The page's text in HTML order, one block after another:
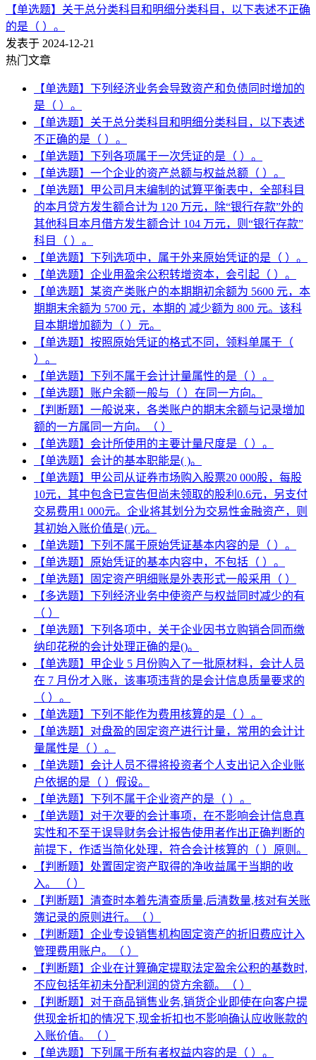
【单选题】关于总分类科目和明细分类科目，以下表述不正确
的是（ ）。
发表于 2024-12-21
热门文章
【单选题】下列经济业务会导致资产和负债同时增加的
是（ ）。
【单选题】关于总分类科目和明细分类科目，以下表述
不正确的是（ ）。
【单选题】下列各项属于一次凭证的是（ ）。
【单选题】一个企业的资产总额与权益总额（ ）。
【单选题】甲公司月末编制的试算平衡表中，全部科目
的本月贷方发生额合计为 120 万元，除“银行存款”外的
其他科目本月借方发生额合计 104 万元，则“银行存款”
科目（ ）。
【单选题】下列选项中，属于外来原始凭证的是（ ）。
【单选题】企业用盈余公积转增资本，会引起（ ）。
【单选题】某资产类账户的本期期初余额为 5600 元，本
期期末余额为 5700 元，本期的 减少额为 800 元。该科
目本期增加额为（ ）元。
【单选题】按照原始凭证的格式不同，领料单属于（
）。
【单选题】下列不属于会计计量属性的是（ ）。
【单选题】账户余额一般与（ ）在同一方向。
【判断题】一般说来，各类账户的期末余额与记录增加
额的一方属同一方向。（ ）
【单选题】会计所使用的主要计量尺度是（ ）。
【单选题】会计的基本职能是( )。
【单选题】甲公司从证券市场购入股票20 000股，每股
10元，其中包含已宣告但尚未领取的股利0.6元，另支付
交易费用1 000元。企业将其划分为交易性金融资产，则
其初始入账价值是( )元。
【单选题】下列不属于原始凭证基本内容的是（ ）。
【单选题】原始凭证的基本内容中，不包括（ ）。
【单选题】固定资产明细账是外表形式一般采用（ ）
【多选题】下列经济业务中使资产与权益同时减少的有
（ ）
【单选题】下列各项中，关于企业因书立购销合同而缴
纳印花税的会计处理正确的是()。
【单选题】甲企业 5 月份购入了一批原材料，会计人员
在 7 月份才入账，该事项违背的是会计信息质量要求的
（ ）。
【单选题】下列不能作为费用核算的是（ ）。
【单选题】对盘盈的固定资产进行计量，常用的会计计
量属性是（ ）。
【单选题】会计人员不得将投资者个人支出记入企业账
户依据的是（ ）假设。
【单选题】下列不属于企业资产的是（ ）。
【单选题】对于次要的会计事项，在不影响会计信息真
实性和不至于误导财务会计报告使用者作出正确判断的
前提下，作适当简化处理，符合会计核算的（ ）原则。
【判断题】处置固定资产取得的净收益属于当期的收
入。 （ ）
【判断题】清查时本着先清查质量,后清数量,核对有关账
簿记录的原则进行。（ ）
【判断题】企业专设销售机构固定资产的折旧费应计入
管理费用账户。（ ）
【判断题】企业在计算确定提取法定盈余公积的基数时,
不应包括年初未分配利润的贷方余额。（ ）
【判断题】对于商品销售业务,销货企业即使在向客户提
供现金折扣的情况下,现金折扣也不影响确认应收账款的
入账价值。（ ）
【单选题】下列属于所有者权益内容的是（ ）。